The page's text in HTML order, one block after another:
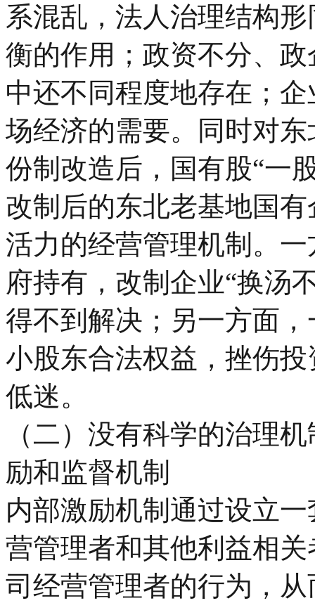
系混乱，法人治理结构
衡的作用；政资不分、
中还不同程度地存在；
场经济的需要。同时对
份制改造后，国有股“一
改制后的东北老基地国
活力的经营管理机制。
府持有，改制企业“换汤
得不到解决；另一方面
小股东合法权益，挫伤
低迷。
（二）没有科学的治理
励和监督机制
内部激励机制通过设立
营管理者和其他利益相
司经营管理者的行为，